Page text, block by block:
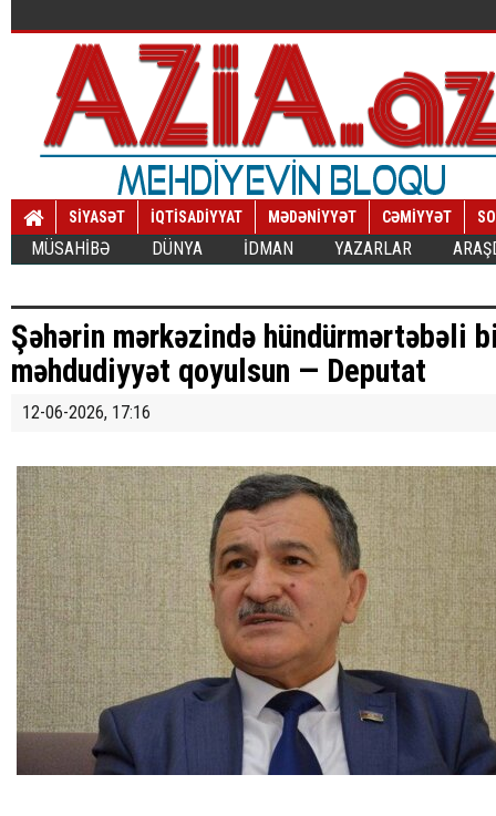
SİYASƏT İQTİSADİYYAT MƏDƏNİYYƏT CƏMİYYƏT
MÜSAHİBƏ DÜNYA İDMAN YAZARLAR
Şəhərin mərkəzində hündürmərtəbəli
məhdudiyyət qoyulsun — Deputat
12-06-2026, 17:16